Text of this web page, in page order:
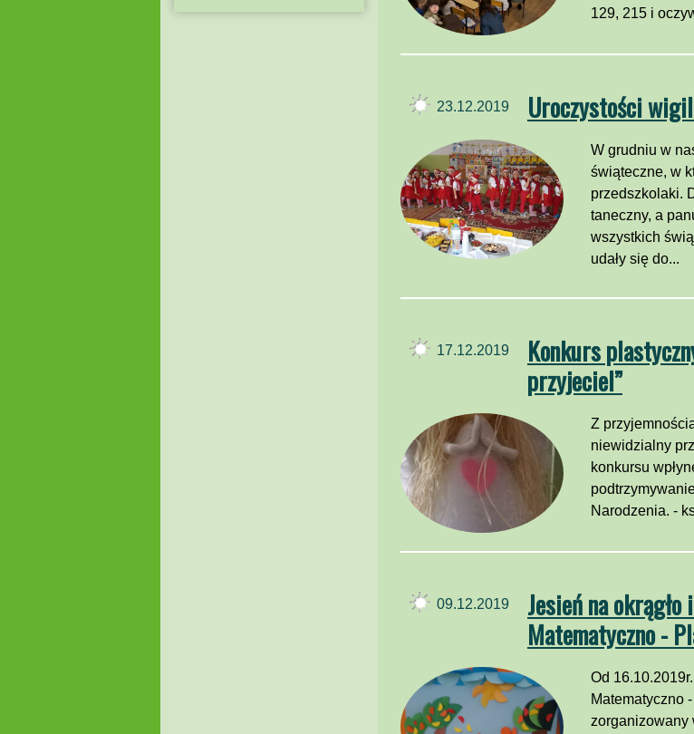
129, 215 i
Uroczystości
23.12.2019
W grudniu w
świąteczne, w
przedszkolaki.
taneczny, a
wszystkich
udały się do...
Konkurs
przyjeciel”
17.12.2019
Z
niewidzialny
konkursu
Narodzenia. -
Jesień na
Matematyczno -
09.12.2019
Od
Matematyczno
zorganizowany